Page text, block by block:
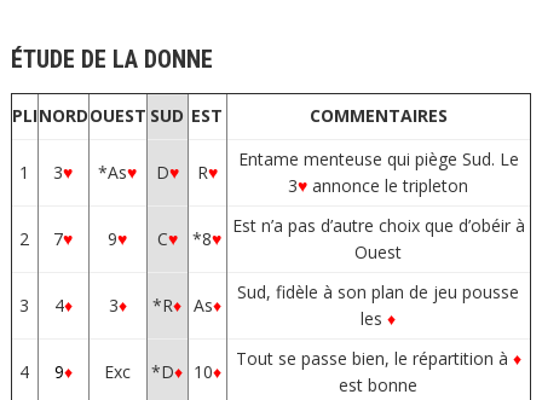
ÉTUDE DE LA DONNE
PLINORDOUEST SUD EST COMMENTAIRES
1 3♥ *As♥ D♥ R♥
Entame menteuse qui piège Sud. Le
3♥ annonce le tripleton
2 7♥ 9♥ C♥ *8♥
Est n’a pas d’autre choix que d’obéir à
Ouest
3 4♦ 3♦ *R♦ As♦
Sud, fidèle à son plan de jeu pousse
les♦
4 9♦ Exc *D♦ 10♦
Tout se passe bien, le répartition à ♦
est bonne